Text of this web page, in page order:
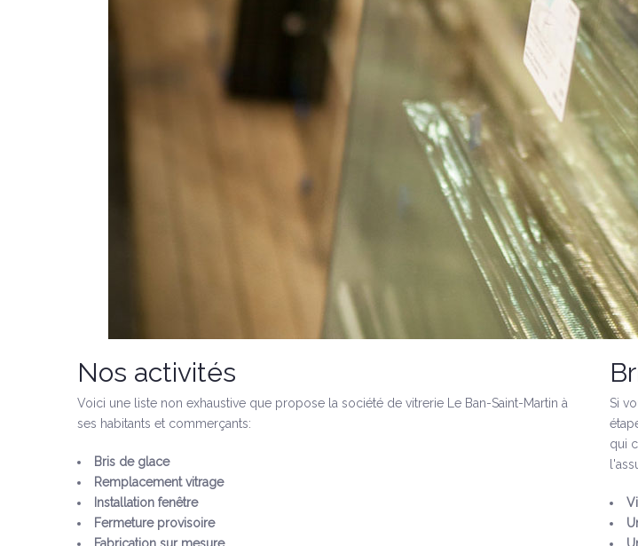
Nos activités
Voici une liste non exhaustive que propose la société de vitrerie Le Ban-Saint-Martin à
ses habitants et commerçants:
Bris de glace
Remplacement vitrage
Installation fenêtre
Fermeture provisoire
Si
qui